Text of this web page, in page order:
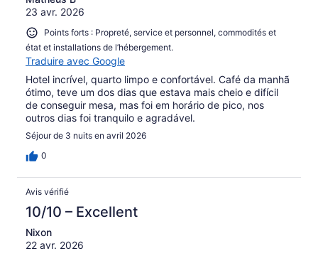
23 avr. 2026
Points forts : Propreté, service et personnel, commodités et
état et installations de l’hébergement.
Traduire avec Google
Hotel incrível, quarto limpo e confortável. Café da manhã
ótimo, teve um dos dias que estava mais cheio e difícil
de conseguir mesa, mas foi em horário de pico, nos
outros dias foi tranquilo e agradável.
Séjour de 3 nuits en avril 2026
0
Avis vérifié
10/10 – Excellent
Nixon
22 avr. 2026